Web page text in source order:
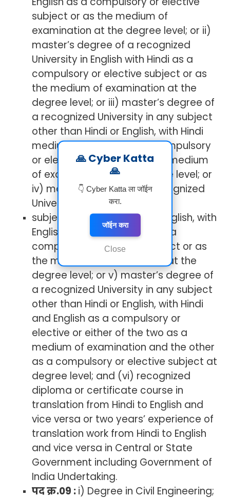
subject or as the medium of
examination at the degree level; or ii)
master’s degree of a recognized
University in English with Hindi as a
compulsory or elective subject or as
the medium of examination at the
degree level; or iii) master’s degree of
a recognized University in any subject
other than Hindi or English, with Hindi
medium and English as a compulsory
or elective subject or as the medium
of examination at the degree level; or
iv) master’s degree of a recognized
University in any
subject other than Hindi or English, with
English medium and Hindi as a
compulsory or elective subject or as
the medium of examination at the
degree level; or v) master’s degree of
a recognized University in any subject
other than Hindi or English, with Hindi
and English as a compulsory or
elective or either of the two as a
medium of examination and the other
as a compulsory or elective subject at
degree level; and (vi) recognized
diploma or certificate course in
translation from Hindi to English and
vice versa or two years’ experience of
translation work from Hindi to English
and vice versa in Central or State
Government including Government of
India Undertaking.
पद क्र.09 :i) Degree in Civil Engineering;
🙏 Cyber Katta
🙏
👇 Cyber Katta ला जॉईन
करा.
जॉईन करा
Close